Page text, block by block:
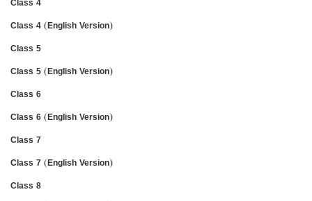
Class 4
Class 4 (English Version)
Class 5
Class 5 (English Version)
Class 6
Class 6 (English Version)
Class 7
Class 7 (English Version)
Class 8